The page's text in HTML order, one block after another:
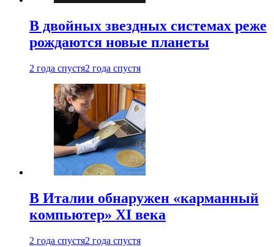
В двойных звездных системах реже
рождаются новые планеты
2 года спустя2 года спустя
В Италии обнаружен «карманный
компьютер» XI века
2 года спустя2 года спустя